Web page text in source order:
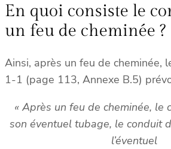
En quoi consiste le
un feu de cheminée ?
Ainsi, après un feu de cheminée,
1-1 (page 113, Annexe B.5)
« Après un feu de cheminée, le
son éventuel tubage, le conduit
l’éventuel